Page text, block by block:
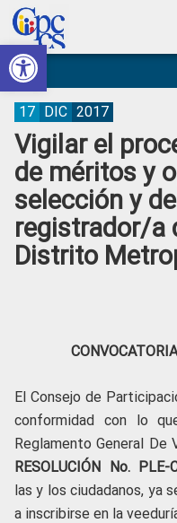
Abrir barra de herramientas
Skip
to
primary
navigation
Skip
to
main
content
Skip
to
primary
sidebar
Skip
to
footer
Consejo
de
Participación
Ciudadana
Control
Social
Construyendo
Poder
Ciudadano
Vigilar el
de méritos y
selección y
registrador/a
Distrito
17 DIC 2017
El Consejo de
conformidad con lo
Reglamento General De
RESOLUCIÓN No.
las y los ciudadanos, ya
a inscribirse en la